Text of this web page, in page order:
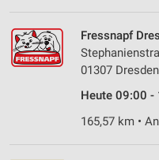
Fressnapf
01307 Dresden
Heute 09:00 -
165,57 km •